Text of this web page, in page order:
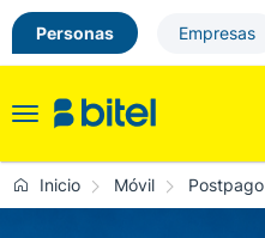
Personas Empresas
Toggle
Inicio Móvil Postpago